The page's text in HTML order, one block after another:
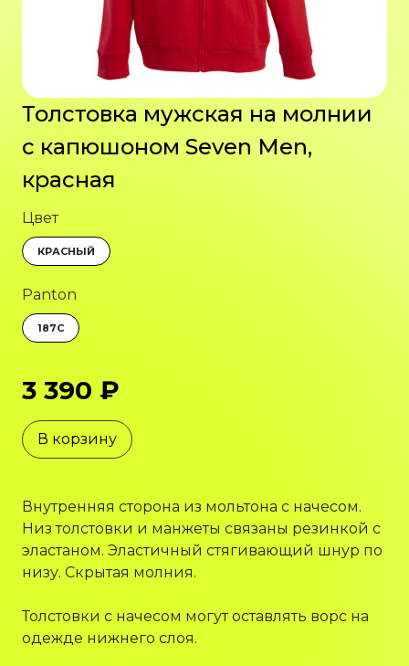
Толстовка мужская на молнии
с капюшоном Seven Men,
красная
Цвет
КРАСНЫЙ
Panton
187C
3 390 ₽
В корзину
Внутренняя сторона из мольтона с начесом.
Низ толстовки и манжеты связаны резинкой с
эластаном. Эластичный стягивающий шнур по
низу. Скрытая молния.
Толстовки с начесом могут оставлять ворс на
одежде нижнего слоя.